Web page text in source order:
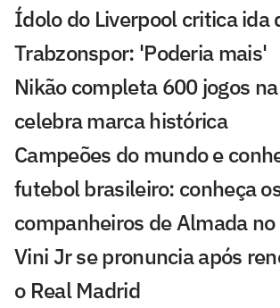
Ídolo do Liverpool critica ida
Trabzonspor: 'Poderia mais'
Nikão completa 600 jogos
celebra marca histórica
Campeões do mundo e
futebol brasileiro: conheça
companheiros de Almada no
Vini Jr se pronuncia após
o Real Madrid